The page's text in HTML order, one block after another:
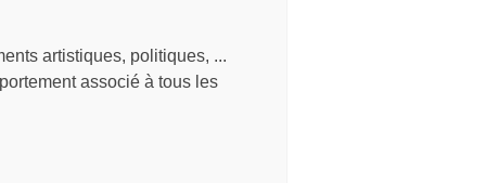
artistiques, politiques, ...
associé à tous les